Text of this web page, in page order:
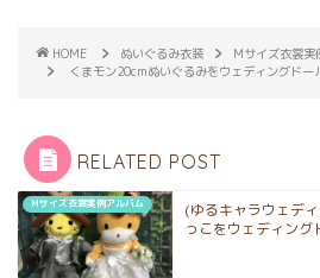
HOME ぬいぐるみ衣装
Mサイズ衣裳実
くまモン20cmぬいぐるみをウェディングドー
RELATED POST
Mサイズ衣裳実例アルバム
(ゆるキャラウェデ
っこをウェディング